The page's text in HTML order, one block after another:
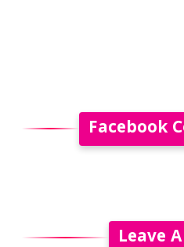
Facebook
Leave